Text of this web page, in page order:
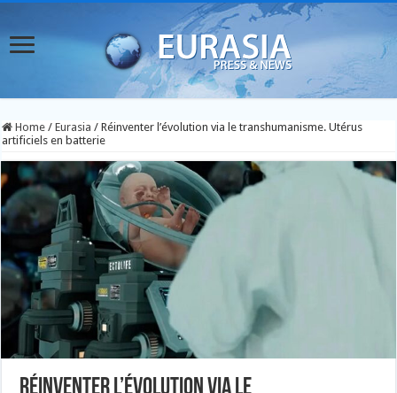
Home / Eurasia / Réinventer l’évolution via le transhumanisme. Utérus
artificiels en batterie